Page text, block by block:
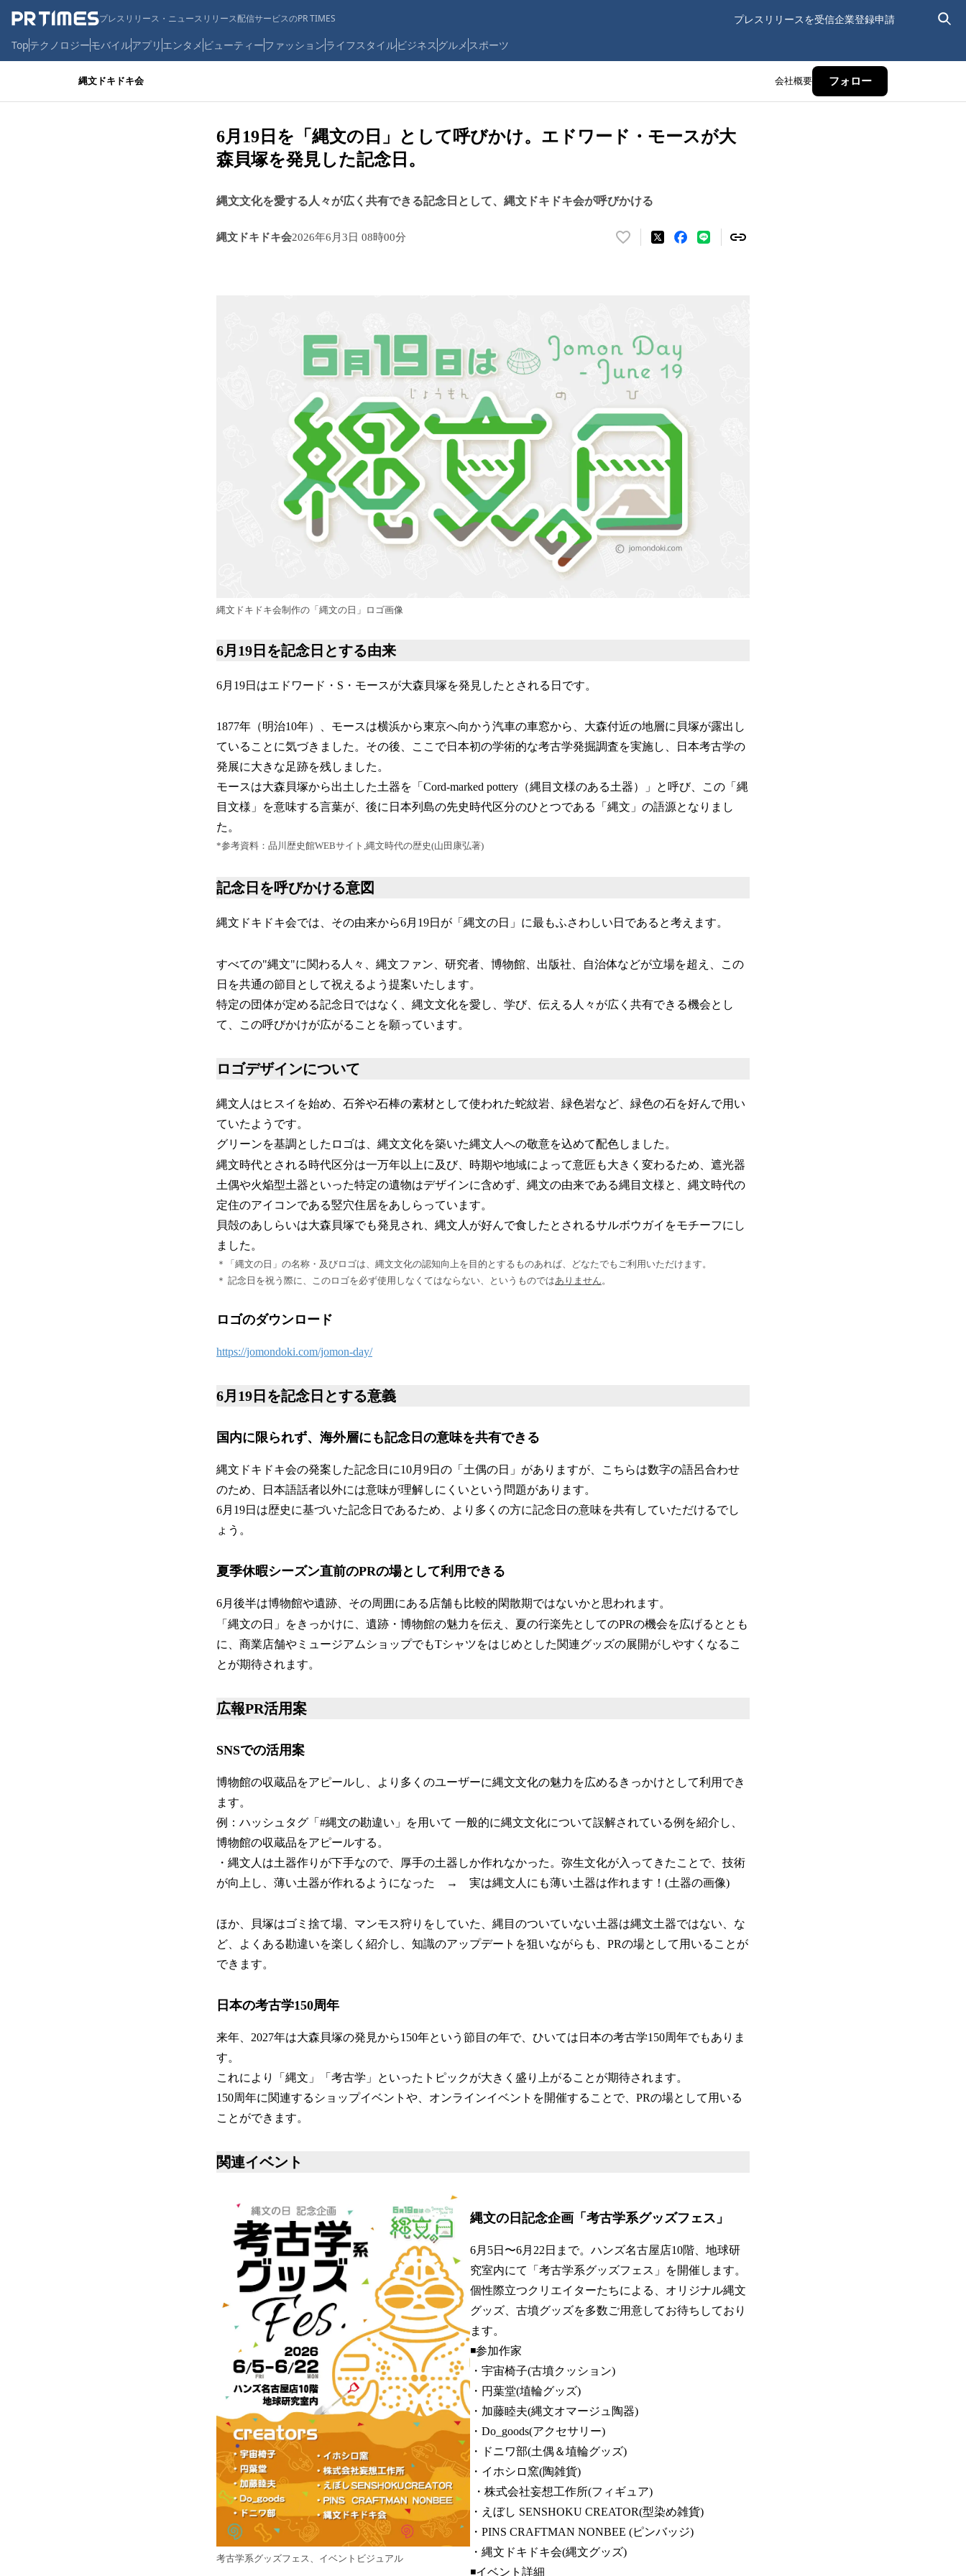
プレスリリース・ニュースリリース配信サービスのPR TIMES プレスリリースを受信企業登録申請
Topテクノロジーモバイルアプリ エンタメ ビューティーファッションライフスタイルビジネス グルメ スポーツ
縄文ドキドキ会 会社概要 フォロー
6月19日を「縄文の日」として呼びかけ。エドワード・モースが大
森貝塚を発見した記念日。
縄文文化を愛する人々が広く共有できる記念日として、縄文ドキドキ会が呼びかける
縄文ドキドキ会2026年6月3日 08時00分
い
み
み
中
で
す
縄文ドキドキ会制作の「縄文の日」ロゴ画像
6月19日を記念日とする由来
6月19日はエドワード・S・モースが大森貝塚を発見したとされる日です。
1877年（明治10年）、モースは横浜から東京へ向かう汽車の車窓から、大森付近の地層に貝塚が露出し
ていることに気づきました。その後、ここで日本初の学術的な考古学発掘調査を実施し、日本考古学の
発展に大きな足跡を残しました。
モースは大森貝塚から出土した土器を「Cord-marked pottery（縄目文様のある土器）」と呼び、この「縄
目文様」を意味する言葉が、後に日本列島の先史時代区分のひとつである「縄文」の語源となりまし
た。
*参考資料：品川歴史館WEBサイト,縄文時代の歴史(山田康弘著)
記念日を呼びかける意図
縄文ドキドキ会では、その由来から6月19日が「縄文の日」に最もふさわしい日であると考えます。
すべての"縄文"に関わる人々、縄文ファン、研究者、博物館、出版社、自治体などが立場を超え、この
日を共通の節目として祝えるよう提案いたします。
特定の団体が定める記念日ではなく、縄文文化を愛し、学び、伝える人々が広く共有できる機会とし
て、この呼びかけが広がることを願っています。
ロゴデザインについて
縄文人はヒスイを始め、石斧や石棒の素材として使われた蛇紋岩、緑色岩など、緑色の石を好んで用い
ていたようです。
グリーンを基調としたロゴは、縄文文化を築いた縄文人への敬意を込めて配色しました。
縄文時代とされる時代区分は一万年以上に及び、時期や地域によって意匠も大きく変わるため、遮光器
土偶や火焔型土器といった特定の遺物はデザインに含めず、縄文の由来である縄目文様と、縄文時代の
定住のアイコンである竪穴住居をあしらっています。
貝殻のあしらいは大森貝塚でも発見され、縄文人が好んで食したとされるサルボウガイをモチーフにし
ました。
＊「縄文の日」の名称・及びロゴは、縄文文化の認知向上を目的とするものあれば、どなたでもご利用いただけます。
＊ 記念日を祝う際に、このロゴを必ず使用しなくてはならない、というものではありません 。
ロゴのダウンロード
https://jomondoki.com/jomon-day/
6月19日を記念日とする意義
国内に限られず、海外層にも記念日の意味を共有できる
縄文ドキドキ会の発案した記念日に10月9日の「土偶の日」がありますが、こちらは数字の語呂合わせ
のため、日本語話者以外には意味が理解しにくいという問題があります。
6月19日は歴史に基づいた記念日であるため、より多くの方に記念日の意味を共有していただけるでし
ょう。
夏季休暇シーズン直前のPRの場として利用できる
6月後半は博物館や遺跡、その周囲にある店舗も比較的閑散期ではないかと思われます。
「縄文の日」をきっかけに、遺跡・博物館の魅力を伝え、夏の行楽先としてのPRの機会を広げるととも
に、商業店舗やミュージアムショップでもTシャツをはじめとした関連グッズの展開がしやすくなるこ
とが期待されます。
広報PR活用案
SNSでの活用案
博物館の収蔵品をアピールし、より多くのユーザーに縄文文化の魅力を広めるきっかけとして利用でき
ます。
例：ハッシュタグ「#縄文の勘違い」を用いて 一般的に縄文文化について誤解されている例を紹介し、
博物館の収蔵品をアピールする。
・縄文人は土器作りが下手なので、厚手の土器しか作れなかった。弥生文化が入ってきたことで、技術
が向上し、薄い土器が作れるようになった → 実は縄文人にも薄い土器は作れます！(土器の画像)
ほか、貝塚はゴミ捨て場、マンモス狩りをしていた、縄目のついていない土器は縄文土器ではない、な
ど、よくある勘違いを楽しく紹介し、知識のアップデートを狙いながらも、PRの場として用いることが
できます。
日本の考古学150周年
来年、2027年は大森貝塚の発見から150年という節目の年で、ひいては日本の考古学150周年でもありま
す。
これにより「縄文」「考古学」といったトピックが大きく盛り上がることが期待されます。
150周年に関連するショップイベントや、オンラインイベントを開催することで、PRの場として用いる
ことができます。
関連イベント
考古学系グッズフェス、イベントビジュアル
縄文の日記念企画「考古学系グッズフェス」
6月5日〜6月22日まで。ハンズ名古屋店10階、地球研
究室内にて「考古学系グッズフェス」を開催します。
個性際立つクリエイターたちによる、オリジナル縄文
グッズ、古墳グッズを多数ご用意してお待ちしており
ます。
◾️参加作家
・宇宙椅子(古墳クッション)
・円葉堂(埴輪グッズ)
・加藤睦夫(縄文オマージュ陶器)
・Do_goods(アクセサリー)
・ドニワ部(土偶＆埴輪グッズ)
・イホシロ窯(陶雑貨)
・株式会社妄想工作所(フィギュア)
・えぼし SENSHOKU CREATOR(型染め雑貨)
・PINS CRAFTMAN NONBEE (ピンバッジ)
・縄文ドキドキ会(縄文グッズ)
◾️イベント詳細